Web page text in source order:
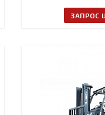
ЗАПРОС